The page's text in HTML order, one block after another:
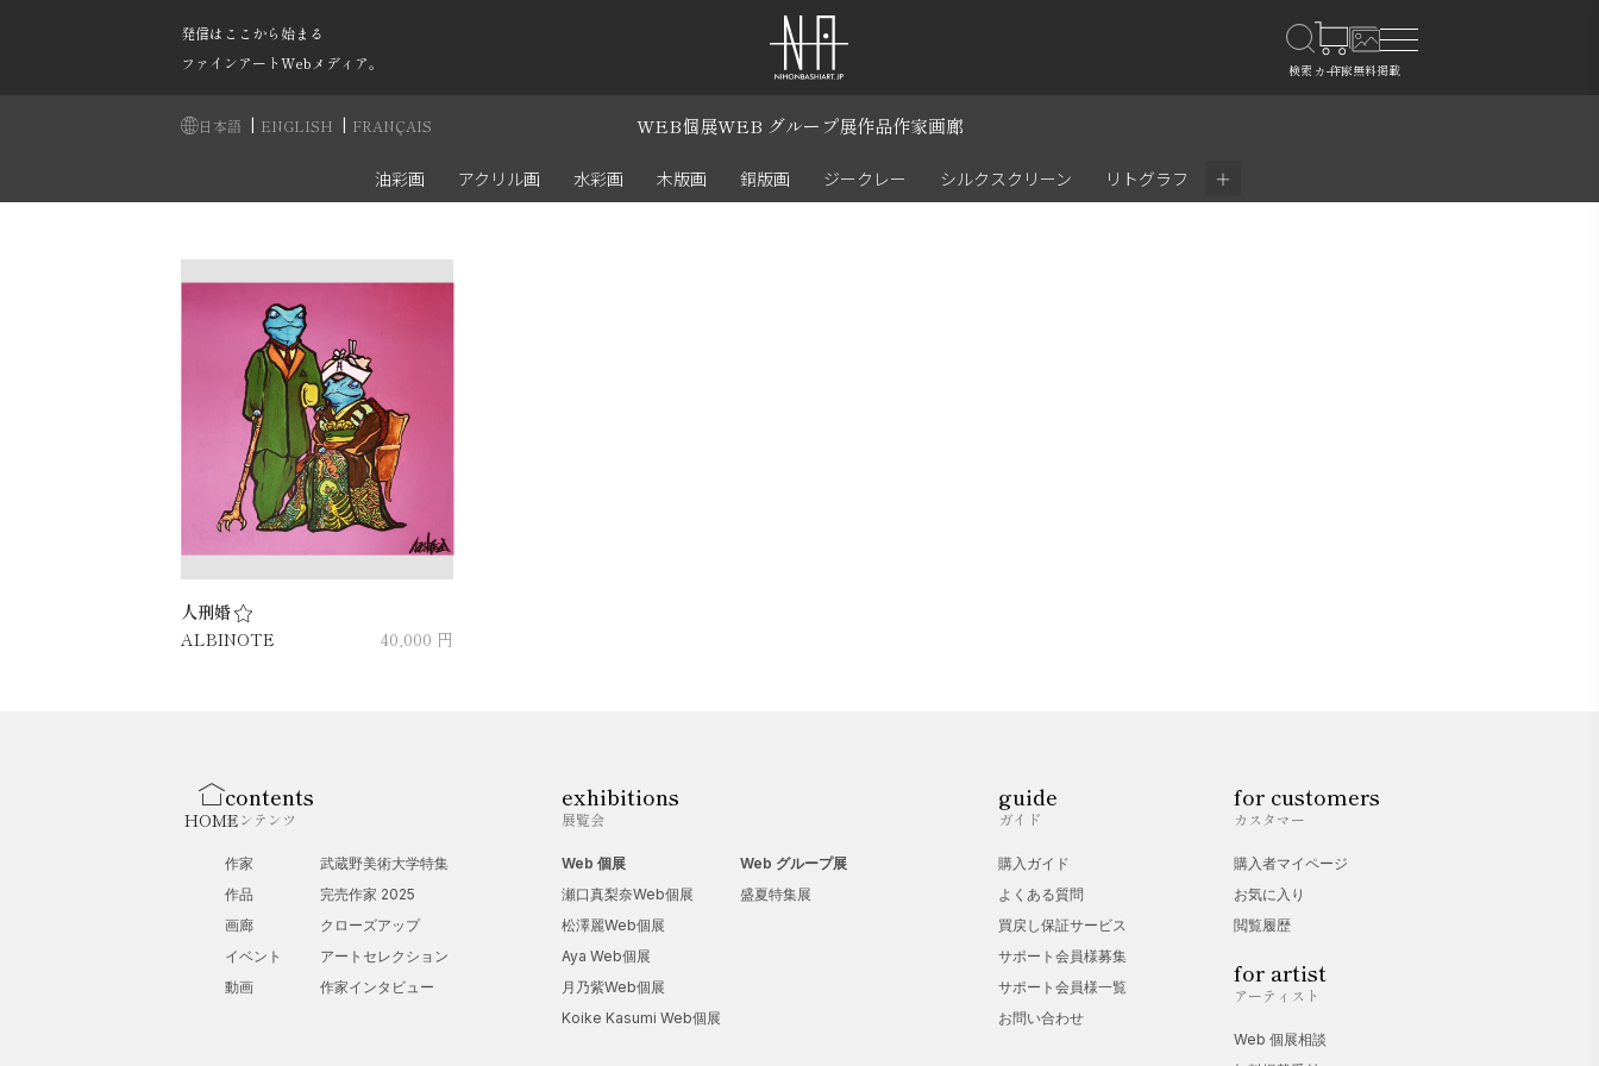
発信はここから始まる
ファインアートWebメディア。
日本語 | ENGLISH | FRANÇAIS WEB個展WEB グループ展作品作家画廊
油彩画 アクリル画 水彩画 木版画 銅版画 ジークレー シルクスクリーン リトグラフ ＋
人刑婚
ALBINOTE
40,000 円
HOME
contents
コンテンツ
作家
作品
画廊
イベント
動画
武蔵野美術大学特集
完売作家 2025
クローズアップ
アートセレクション
作家インタビュー
exhibitions
展覧会
Web 個展
瀬口真梨奈Web個展
松澤麗Web個展
Aya Web個展
月乃紫Web個展
Koike Kasumi Web個展
Web グループ展
盛夏特集展
guide
ガイド
購入ガイド
よくある質問
買戻し保証サービス
サポート会員様募集
サポート会員様一覧
お問い合わせ
for customers
カスタマー
購入者マイページ
お気に入り
閲覧履歴
for artist
アーティスト
Web 個展相談